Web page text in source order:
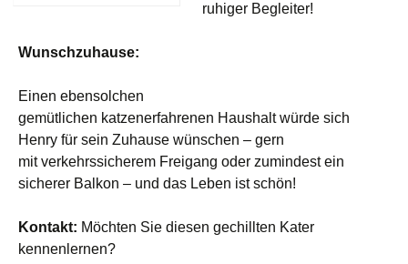
ruhiger Begleiter!
Wunschzuhause:
Einen ebensolchen
gemütlichen katzenerfahrenen Haushalt würde sich
Henry für sein Zuhause wünschen – gern
mit verkehrssicherem Freigang oder zumindest ein
sicherer Balkon – und das Leben ist schön!
Kontakt: Möchten Sie diesen gechillten Kater
kennenlernen?